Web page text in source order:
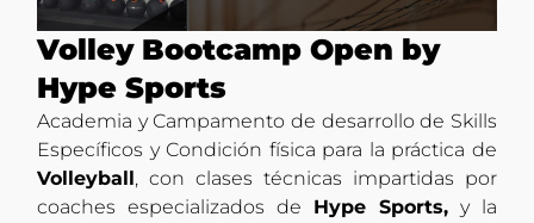
Volley Bootcamp Open by
Hype Sports
Academia y Campamento de desarrollo de Skills
Específicos y Condición física para la práctica de
Volleyball, con clases técnicas impartidas por
coaches especializados de Hype Sports,y la